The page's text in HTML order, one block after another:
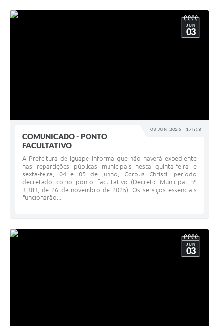
03 JUN 2026 - 17h18
JUN
03
COMUNICADO - PONTO
FACULTATIVO
A Prefeitura de Iguape informa que não haverá expediente
nas repartições públicas municipais nesta quinta-feira e
sexta-feira, 04 e 05 de junho, Corpus Christi, período
decretado como ponto facultativo (Decreto Municipal nº
3.383, de 26 de novembro de 2025). Os serviços essenciais
funcionarão...
JUN
03